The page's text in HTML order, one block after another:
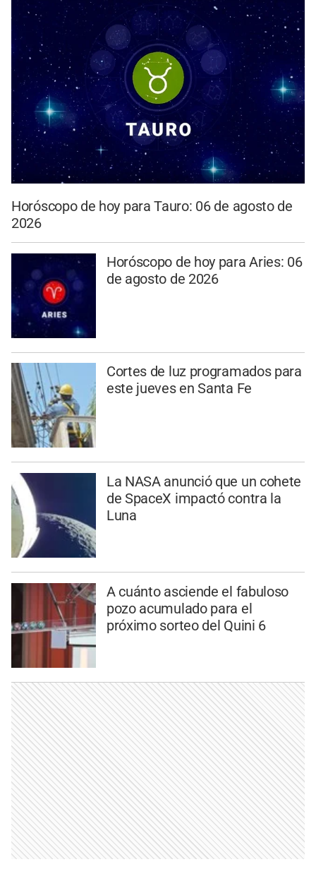
Horóscopo de hoy para Tauro: 06 de agosto de
2026
Horóscopo de hoy para Aries: 06
de agosto de 2026
Cortes de luz programados para
este jueves en Santa Fe
La NASA anunció que un cohete
de SpaceX impactó contra la
Luna
A cuánto asciende el fabuloso
pozo acumulado para el
próximo sorteo del Quini 6